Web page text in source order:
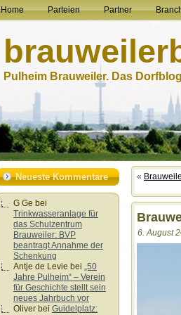
Home Parteien Partner
Pulheim Brauweiler. Das
Neueste Kommentare
G Ge bei
Trinkwasseranlage für
das Schulzentrum
Brauweiler: BVP
beantragt Annahme der
Schenkung
Antje de Levie bei „50
Jahre Pulheim“ – Verein
für Geschichte stellt sein
neues Jahrbuch vor
Oliver bei Guidelplatz:
«
6. August